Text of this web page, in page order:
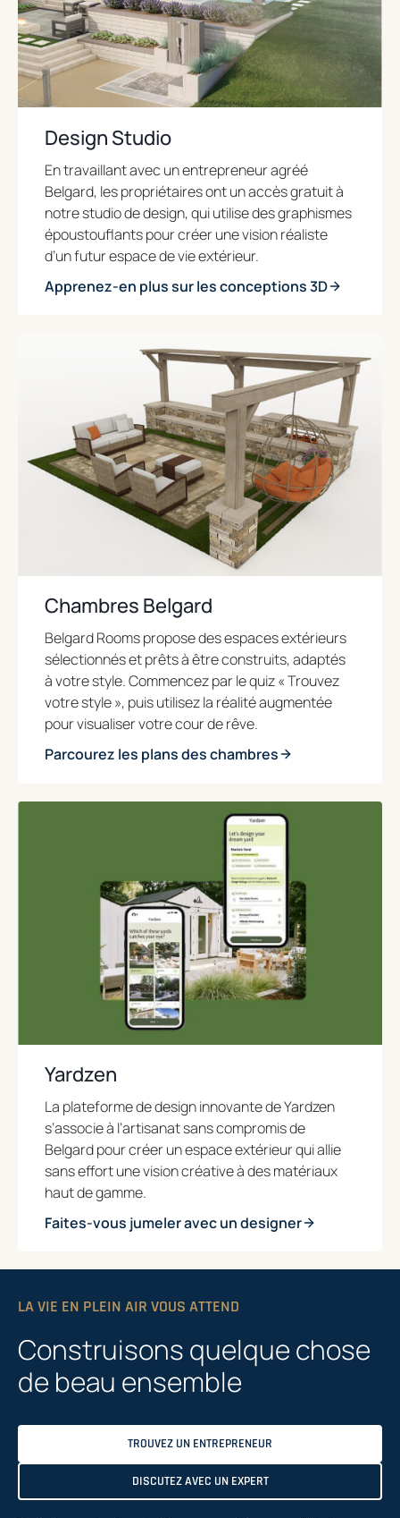
Design Studio
En travaillant avec un entrepreneur agréé
Belgard, les propriétaires ont un accès gratuit à
notre studio de design, qui utilise des graphismes
époustouflants pour créer une vision réaliste
d’un futur espace de vie extérieur.
Apprenez-en plus sur les conceptions 3D
Chambres Belgard
Belgard Rooms propose des espaces extérieurs
sélectionnés et prêts à être construits, adaptés
à votre style. Commencez par le quiz « Trouvez
votre style », puis utilisez la réalité augmentée
pour visualiser votre cour de rêve.
Parcourez les plans des chambres
Yardzen
La plateforme de design innovante de Yardzen
s’associe à l’artisanat sans compromis de
Belgard pour créer un espace extérieur qui allie
sans effort une vision créative à des matériaux
haut de gamme.
Faites-vous jumeler avec un designer
LA VIE EN PLEIN AIR VOUS ATTEND
Construisons quelque chose
de beau ensemble
TROUVEZ UN ENTREPRENEUR
DISCUTEZ AVEC UN EXPERT